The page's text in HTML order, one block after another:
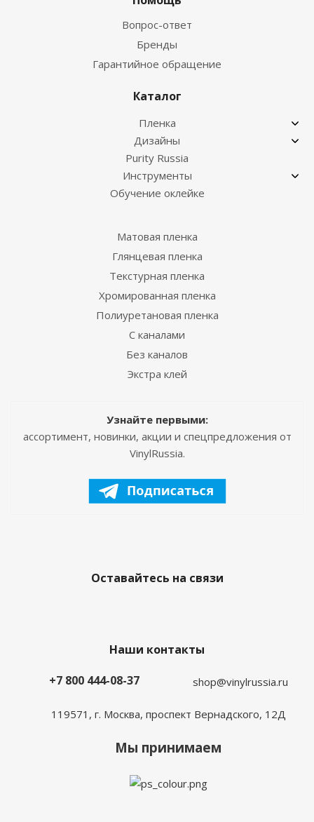
Вопрос-ответ
Бренды
Гарантийное обращение
Каталог
Пленка
Дизайны
Purity Russia
Инструменты
Обучение оклейке
Матовая пленка
Глянцевая пленка
Текстурная пленка
Хромированная пленка
Полиуретановая пленка
С каналами
Без каналов
Экстра клей
Узнайте первыми:
ассортимент, новинки, акции и спецпредложения от
VinylRussia.
Оставайтесь на связи
Наши контакты
+7 800 444-08-37
shop@vinylrussia.ru
119571, г. Москва, проспект Вернадского, 12Д
Мы принимаем